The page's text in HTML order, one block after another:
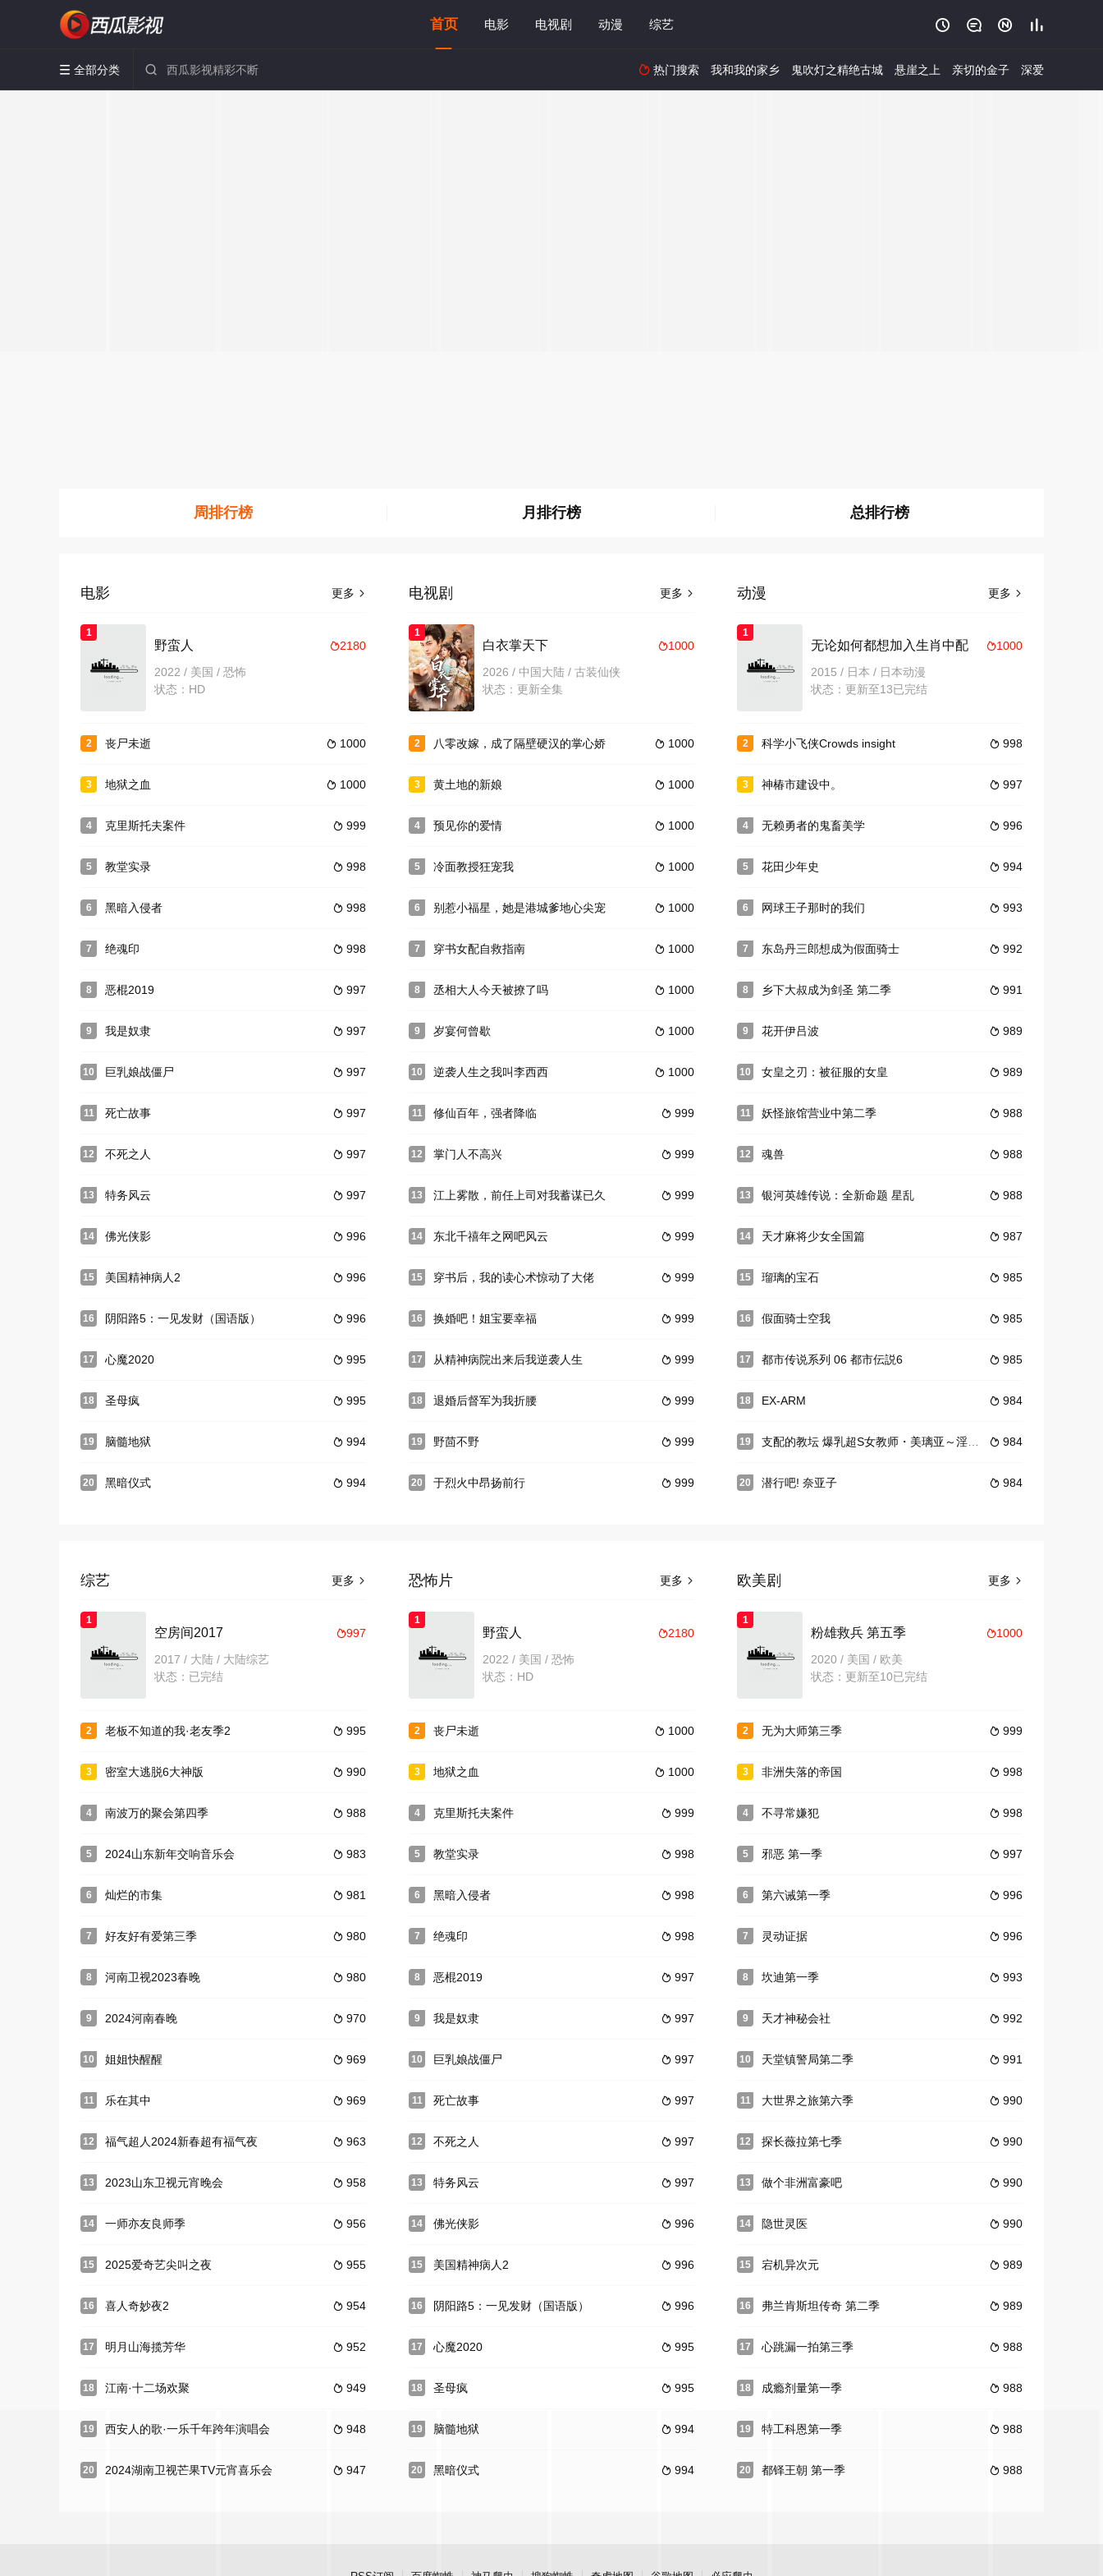
首页 电影 电视剧 动漫 综艺    
 全部分类   热门搜索 我和我的家乡 鬼吹灯之精绝古城 悬崖之上 亲切的金子 深爱
周排行榜 月排行榜 总排行榜
更多 
电影
1
2180
野蛮人
2022 / 美国 / 恐怖
状态：HD
2  1000
丧尸未逝
3  1000
地狱之血
4  999
克里斯托夫案件
5  998
教堂实录
6  998
黑暗入侵者
7  998
绝魂印
8  997
恶棍2019
9  997
我是奴隶
10  997
巨乳娘战僵尸
11  997
死亡故事
12  997
不死之人
13  997
特务风云
14  996
佛光侠影
15  996
美国精神病人2
16  996
阴阳路5：一见发财（国语版）
17  995
心魔2020
18  995
圣母疯
19  994
脑髓地狱
20  994
黑暗仪式
更多 
电视剧
1
1000
白衣掌天下
2026 / 中国大陆 / 古装仙侠
状态：更新全集
2  1000
八零改嫁，成了隔壁硬汉的掌心娇
3  1000
黄土地的新娘
4  1000
预见你的爱情
5  1000
冷面教授狂宠我
6  1000
别惹小福星，她是港城爹地心尖宠
7  1000
穿书女配自救指南
8  1000
丞相大人今天被撩了吗
9  1000
岁宴何曾歇
10  1000
逆袭人生之我叫李西西
11  999
修仙百年，强者降临
12  999
掌门人不高兴
13  999
江上雾散，前任上司对我蓄谋已久
14  999
东北千禧年之网吧风云
15  999
穿书后，我的读心术惊动了大佬
16  999
换婚吧！姐宝要幸福
17  999
从精神病院出来后我逆袭人生
18  999
退婚后督军为我折腰
19  999
野茴不野
20  999
于烈火中昂扬前行
更多 
动漫
1
1000
无论如何都想加入生肖中配
2015 / 日本 / 日本动漫
状态：更新至13已完结
2  998
科学小飞侠Crowds insight
3  997
神椿市建设中。
4  996
无赖勇者的鬼畜美学
5  994
花田少年史
6  993
网球王子那时的我们
7  992
东岛丹三郎想成为假面骑士
8  991
乡下大叔成为剑圣 第二季
9  989
花开伊吕波
10  989
女皇之刃：被征服的女皇
11  988
妖怪旅馆营业中第二季
12  988
魂兽
13  988
银河英雄传说：全新命题 星乱
14  987
天才麻将少女全国篇
15  985
瑠璃的宝石
16  985
假面骑士空我
17  985
都市传说系列 06 都市伝説6
18  984
EX-ARM
19  984
支配的教坛 爆乳超S女教师・美璃亚～淫虐斯巴达片段～ h_357acpdp1068
20  984
潜行吧! 奈亚子
更多 
综艺
1
997
空房间2017
2017 / 大陆 / 大陆综艺
状态：已完结
2  995
老板不知道的我·老友季2
3  990
密室大逃脱6大神版
4  988
南波万的聚会第四季
5  983
2024山东新年交响音乐会
6  981
灿烂的市集
7  980
好友好有爱第三季
8  980
河南卫视2023春晚
9  970
2024河南春晚
10  969
姐姐快醒醒
11  969
乐在其中
12  963
福气超人2024新春超有福气夜
13  958
2023山东卫视元宵晚会
14  956
一师亦友良师季
15  955
2025爱奇艺尖叫之夜
16  954
喜人奇妙夜2
17  952
明月山海揽芳华
18  949
江南·十二场欢聚
19  948
西安人的歌·一乐千年跨年演唱会
20  947
2024湖南卫视芒果TV元宵喜乐会
更多 
恐怖片
1
2180
野蛮人
2022 / 美国 / 恐怖
状态：HD
2  1000
丧尸未逝
3  1000
地狱之血
4  999
克里斯托夫案件
5  998
教堂实录
6  998
黑暗入侵者
7  998
绝魂印
8  997
恶棍2019
9  997
我是奴隶
10  997
巨乳娘战僵尸
11  997
死亡故事
12  997
不死之人
13  997
特务风云
14  996
佛光侠影
15  996
美国精神病人2
16  996
阴阳路5：一见发财（国语版）
17  995
心魔2020
18  995
圣母疯
19  994
脑髓地狱
20  994
黑暗仪式
更多 
欧美剧
1
1000
粉雄救兵 第五季
2020 / 美国 / 欧美
状态：更新至10已完结
2  999
无为大师第三季
3  998
非洲失落的帝国
4  998
不寻常嫌犯
5  997
邪恶 第一季
6  996
第六诫第一季
7  996
灵动证据
8  993
坎迪第一季
9  992
天才神秘会社
10  991
天堂镇警局第二季
11  990
大世界之旅第六季
12  990
探长薇拉第七季
13  990
做个非洲富豪吧
14  990
隐世灵医
15  989
宕机异次元
16  989
弗兰肯斯坦传奇 第二季
17  988
心跳漏一拍第三季
18  988
成瘾剂量第一季
19  988
特工科恩第一季
20  988
都铎王朝 第一季